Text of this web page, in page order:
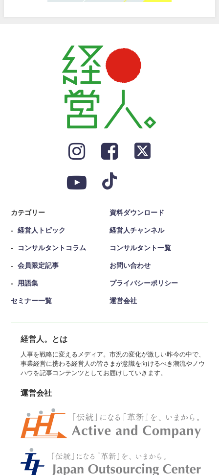
カテゴリー
経営人トピック
コンサルタントコラム
会員限定記事
用語集
セミナー一覧
資料ダウンロード
経営人チャンネル
コンサルタント一覧
お問い合わせ
プライバシーポリシー
運営会社
経営人。とは
人事を戦略に変えるメディア。市況の変化が激しい昨今の中で、
事業経営に携わる経営人の皆さまが意識を向けるべき潮流やノウ
ハウを記事コンテンツとしてお届けしていきます。
運営会社